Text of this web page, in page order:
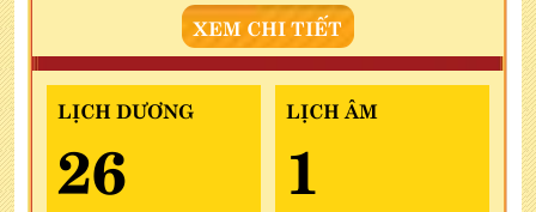
XEM CHI TIẾT
LỊCH DƯƠNG
26
LỊCH ÂM
1